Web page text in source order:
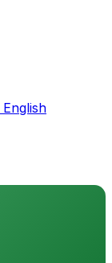
English